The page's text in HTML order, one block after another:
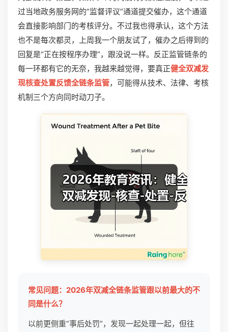
过当地政务服务网的“监督评议”通道提交催办，这个通道
会直接影响部门的考核评分。不过我也得承认，这个方法
也不是每次都灵，上周我一个朋友试了，催办之后得到的
回复是“正在按程序办理”，跟没说一样。反正监管链条的
每一环都有它的无奈，我越来越觉得，要真正健全双减发
现核查处置反馈全链条监管，可能得从技术、法律、考核
机制三个方向同时动刀子。
常见问题：2026年双减全链条监管跟以前最大的不
同是什么？
以前更侧重“事后处罚”，发现一起处理一起，但往